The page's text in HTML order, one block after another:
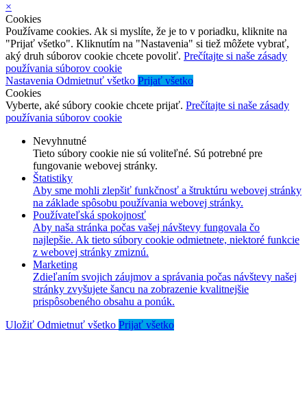
×
Cookies
Používame cookies. Ak si myslíte, že je to v poriadku, kliknite na
"Prijať všetko". Kliknutím na "Nastavenia" si tiež môžete vybrať,
aký druh súborov cookie chcete povoliť. Prečítajte si naše zásady
používania súborov cookie
Nastavenia Odmietnuť všetko Prijať všetko
Cookies
Vyberte, aké súbory cookie chcete prijať. Prečítajte si naše zásady
používania súborov cookie
Nevyhnutné
Tieto súbory cookie nie sú voliteľné. Sú potrebné pre
fungovanie webovej stránky.
Štatistiky
Aby sme mohli zlepšiť funkčnosť a štruktúru webovej stránky
na základe spôsobu používania webovej stránky.
Používateľská spokojnosť
Aby naša stránka počas vašej návštevy fungovala čo
najlepšie. Ak tieto súbory cookie odmietnete, niektoré funkcie
z webovej stránky zmiznú.
Marketing
Zdieľaním svojich záujmov a správania počas návštevy našej
stránky zvyšujete šancu na zobrazenie kvalitnejšie
prispôsobeného obsahu a ponúk.
Uložiť Odmietnuť všetko Prijať všetko